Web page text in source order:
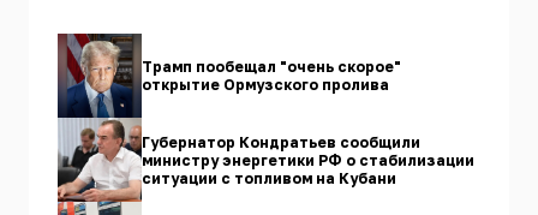
Трамп пообещал "очень скорое"
открытие Ормузского пролива
Губернатор Кондратьев сообщили
министру энергетики РФ о стабилизации
ситуации с топливом на Кубани